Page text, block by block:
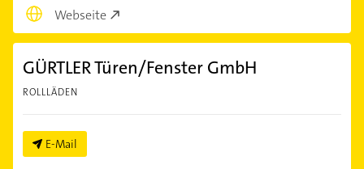
Webseite
GÜRTLER Türen/Fenster GmbH
ROLLLÄDEN
E-Mail